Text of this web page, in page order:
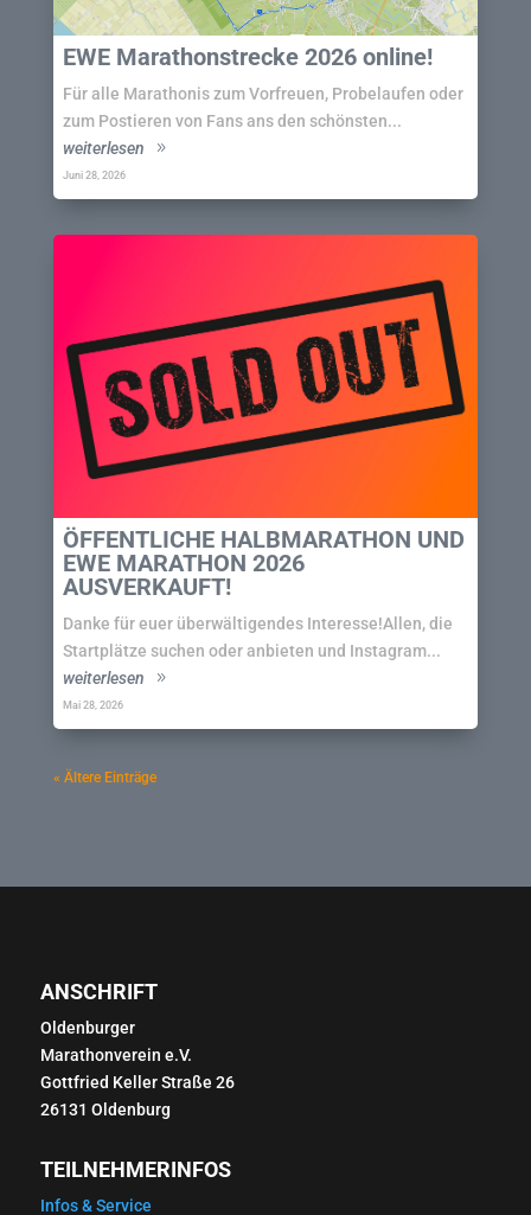
EWE Marathonstrecke 2026 online!
Für alle Marathonis zum Vorfreuen, Probelaufen oder
zum Postieren von Fans ans den schönsten...
weiterlesen
Juni 28, 2026
ÖFFENTLICHE HALBMARATHON UND
EWE MARATHON 2026
AUSVERKAUFT!
Danke für euer überwältigendes Interesse!Allen, die
Startplätze suchen oder anbieten und Instagram...
weiterlesen
Mai 28, 2026
« Ältere Einträge
ANSCHRIFT
Oldenburger
Marathonverein e.V.
Gottfried Keller Straße 26
26131 Oldenburg
TEILNEHMERINFOS
Infos & Service